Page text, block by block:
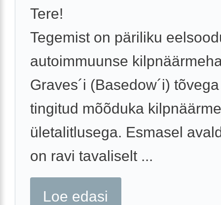
Tere!
Tegemist on päriliku
autoimmuunse
Graves´i (Basedow´i)
tingitud mõõduka kilpnäärme
ületalitlusega. Esmasel
on ravi tavaliselt ...
Loe edasi